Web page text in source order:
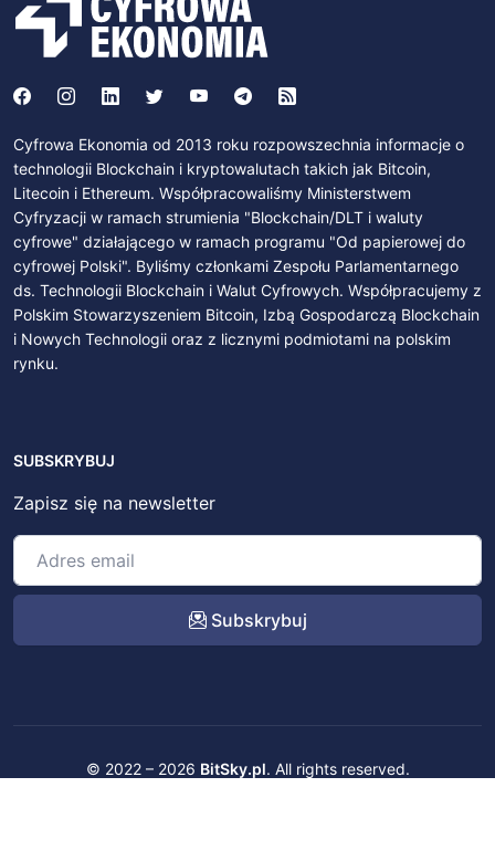
Cyfrowa Ekonomia od 2013 roku rozpowszechnia informacje o
technologii Blockchain i kryptowalutach takich jak Bitcoin,
Litecoin i Ethereum. Współpracowaliśmy Ministerstwem
Cyfryzacji w ramach strumienia "Blockchain/DLT i waluty
cyfrowe" działającego w ramach programu "Od papierowej do
cyfrowej Polski". Byliśmy członkami Zespołu Parlamentarnego
ds. Technologii Blockchain i Walut Cyfrowych. Współpracujemy z
Polskim Stowarzyszeniem Bitcoin, Izbą Gospodarczą Blockchain
i Nowych Technologii oraz z licznymi podmiotami na polskim
rynku.
SUBSKRYBUJ
Zapisz się na newsletter
Subskrybuj
© 2022 – 2026 BitSky.pl. All rights reserved.